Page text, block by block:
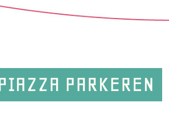
PARKEREN